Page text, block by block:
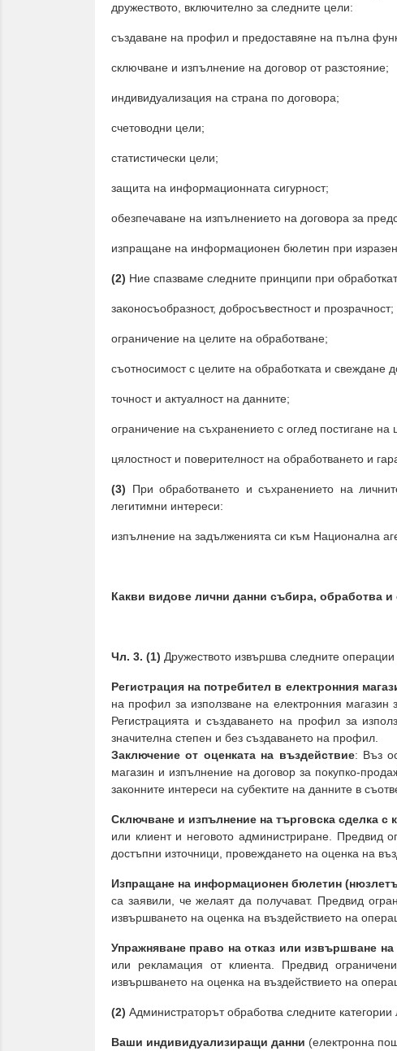
дружеството, включително за следните цели:
създаване на профил и предоставяне на пълна
сключване и изпълнение на договор от разстояние;
индивидуализация на страна по договора;
счетоводни цели;
статистически цели;
защита на информационната сигурност;
обезпечаване на изпълнението на договора за
изпращане на информационен бюлетин при
(2) Ние спазваме следните принципи при
законосъобразност, добросъвестност и прозрачност;
ограничение на целите на обработване;
съотносимост с целите на обработката и
точност и актуалност на данните;
ограничение на съхранението с оглед постигане на
цялостност и поверителност на обработването и
(3) При обработването и съхранението на
легитимни интереси:
изпълнение на задълженията си към Национална
Какви видове лични данни събира, обработва
Чл. 3. (1) Дружеството извършва следните
Регистрация на потребител в електронния
на профил за използване на електронния магазин
Регистрацията и създаването на профил за
значителна степен и без създаването на профил.
Заключение от оценката на въздействие: Въз
магазин и изпълнение на договор за покупко-
законните интереси на субектите на данните в
Сключване и изпълнение на търговска сделка с
или клиент и неговото администриране. Предвид
достъпни източници, провеждането на оценка на
Изпращане на информационен бюлетин
са заявили, че желаят да получават. Предвид
извършването на оценка на въздействието на
Упражняване право на отказ или извършване
или рекламация от клиента. Предвид
извършването на оценка на въздействието на
(2) Администраторът обработва следните
Ваши индивидуализиращи данни (електронна